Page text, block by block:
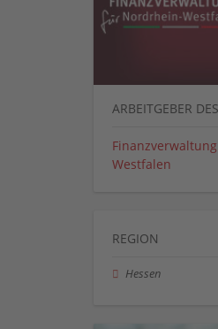
ARBEITGEBER
Westfalen
REGION
Hessen